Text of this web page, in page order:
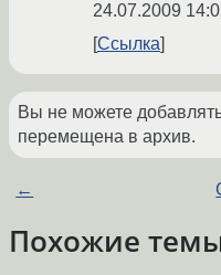
24.07.2009
Ссылка
Вы не можете
перемещена в архив.
←
Похожие